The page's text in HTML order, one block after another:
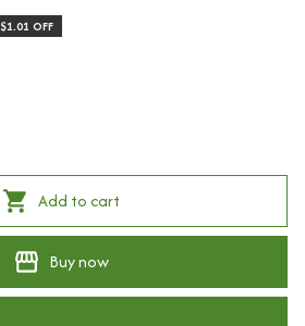
$1.01 OFF
Add to cart
Buy now